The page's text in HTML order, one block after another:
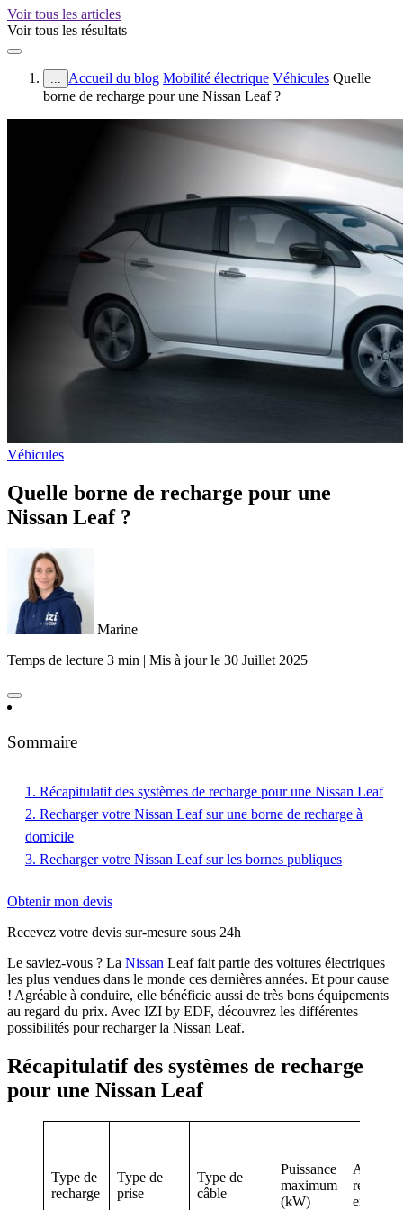
Voir tous les articles
Voir tous les résultats
... Accueil du blog Mobilité électrique Véhicules Quelle
borne de recharge pour une Nissan Leaf ?
Véhicules
Quelle borne de recharge pour une
Nissan Leaf ?
Marine
Temps de lecture 3 min | Mis à jour le 30 Juillet 2025
Sommaire
1. Récapitulatif des systèmes de recharge pour une Nissan Leaf
2. Recharger votre Nissan Leaf sur une borne de recharge à
domicile
3. Recharger votre Nissan Leaf sur les bornes publiques
Obtenir mon devis
Recevez votre devis sur-mesure sous 24h
Le saviez-vous ? La Nissan Leaf fait partie des voitures électriques
les plus vendues dans le monde ces dernières années. Et pour cause
! Agréable à conduire, elle bénéficie aussi de très bons équipements
au regard du prix. Avec IZI by EDF, découvrez les différentes
possibilités pour recharger la Nissan Leaf.
Récapitulatif des systèmes de recharge
pour une Nissan Leaf
Type de
recharge
Type de
prise
Type de
câble
Puissance
maximum
(kW)
en 1